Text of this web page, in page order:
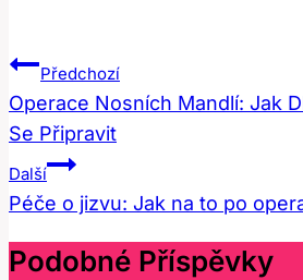
Navigace
Pro
Příspěvek
Předchozí
Operace Nosních Mandlí: Jak
Se Připravit
Další
Péče o jizvu: Jak na to po
Podobné Příspěvky